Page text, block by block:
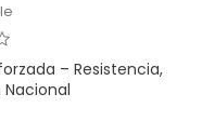
– Resistencia,